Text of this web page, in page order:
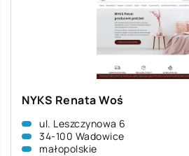
NYKS Renata Woś
ul. Leszczynowa 6
34-100 Wadowice
małopolskie